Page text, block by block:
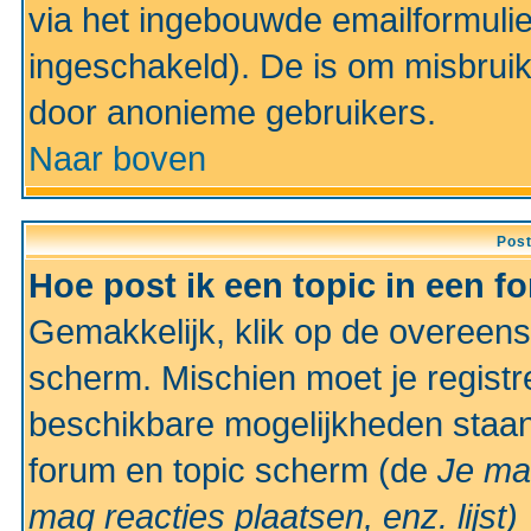
via het ingebouwde
ingeschakeld). De is om
door anonieme gebruikers.
Naar boven
Hoe post ik een topic in een
Gemakkelijk, klik op de
scherm. Mischien moet je
beschikbare mogelijkheden
forum en topic scherm (de Je
mag reacties plaatsen, enz. lijst)